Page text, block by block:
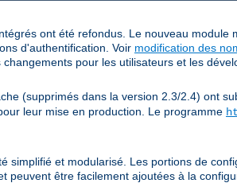
ont été refondus. Le nouveau
d'authentification. Voir modification des
pour les utilisateurs et les
(supprimés dans la version 2.3/2.4) ont
leur mise en production. Le programme
simplifié et modularisé. Les portions de
peuvent être facilement ajoutées à la